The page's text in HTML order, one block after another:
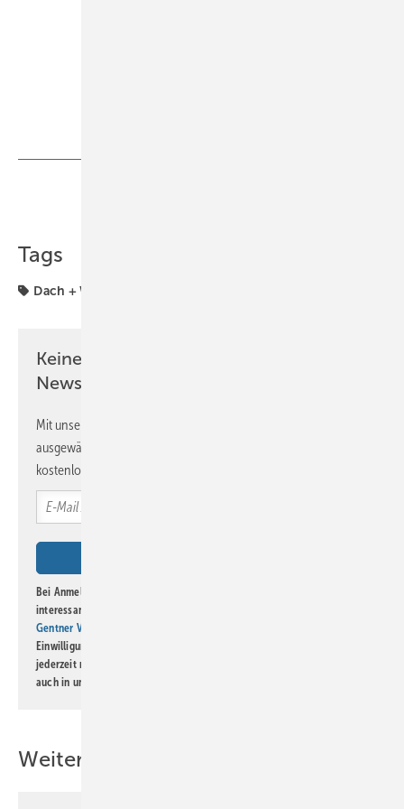
Tags
Dach + Wand
Keine Zeit? Kein Problem mit dem BM
Newsletter!
Mit unserem Newsletter erhalten Sie regelmäßig von uns
ausgewählte Informationen und Neuigkeiten, gebündelt und
kostenlos direkt ins Postfach.
Bei Anmeldung zu diesem Newsletter bin ich damit einverstanden, über
interessante Verlags- und Online-Angebote
Gentner Verlag GmbH & Co. KG
Einwilligung kann ich jederzeit widerrufen und eine Abmeldung ist
jederzeit möglich. Informationen zum Umgang mit Daten finden Sie
auch in unserer
Weitere Inhalte